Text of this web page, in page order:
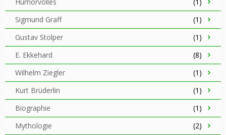
Sigmund Graff
(1)
Gustav Stolper
(1)
E. Ekkehard
(8)
Wilhelm Ziegler
(1)
Kurt Brüderlin
(1)
Biographie
(1)
Mythologie
(2)